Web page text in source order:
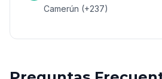
Camerún (+237)